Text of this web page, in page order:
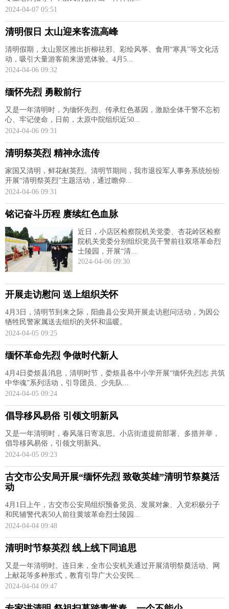
2024-04-07 05:51
清明假日 太山迎来客流高峰
清明假期，太山景区推出折柳祛邪、彩绘风筝、食用“寒具”等文化活
动，吸引大量游客前来游览体验。4月5...
2024-04-06 09:32
缅怀先烈 勇毅前行
又是一年清明时，为缅怀先烈、传承红色基因，激励全体干警不忘初
心、牢记使命，日前，太原中院组织近50...
2024-04-06 09:31
清明祭英烈 精神永流传
家国又清明，鲜花献英烈。清明节期间，我市退役军人事务系统纷纷
开展“清明祭英烈”主题活动，通过瞻仰...
2024-04-06 09:31
铭记奋斗历程 赓续红色血脉
近日，小店区检察院机关党委、杏花岭区检察
院机关党委分别组织党员干警前往双塔革命烈
士陵园，开展“清...
2024-04-06 09:30
开展走访慰问 送上组织关怀
4月3日，清明节到来之际，阳曲县公安局开展走访慰问活动，为因公
牺牲民警家属送去组织的关怀和温暖。
2024-04-05 09:25
缅怀革命先烈 争做时代新人
4月4日娄烦县消息，清明时节，娄烦县各中小学开展“缅怀先烈志 共筑
中华魂”系列活动，引导团员、少先队...
2024-04-05 09:24
倡导移风易俗 引领文明新风
又是一年清明时，春风落日寄哀思。小店街道提前部署、多措并举，
倡导移风易俗，引领文明新风。
2024-04-05 09:23
古交市公安局开展“缅怀先烈 致敬英雄”清明节祭奠活
动
4月1日上午，古交市公安局组织预备党员、发展对象、入党积极分子
和民辅警代表50人前往黄坡革命烈士陵园...
2024-04-04 09:48
清明时节祭英烈 线上线下同追思
又是一年清明时。连日来，全市公安机关通过开展清明祭奠活动、网
上献花等多种形式，教育引导广大公安民...
2024-04-04 09:47